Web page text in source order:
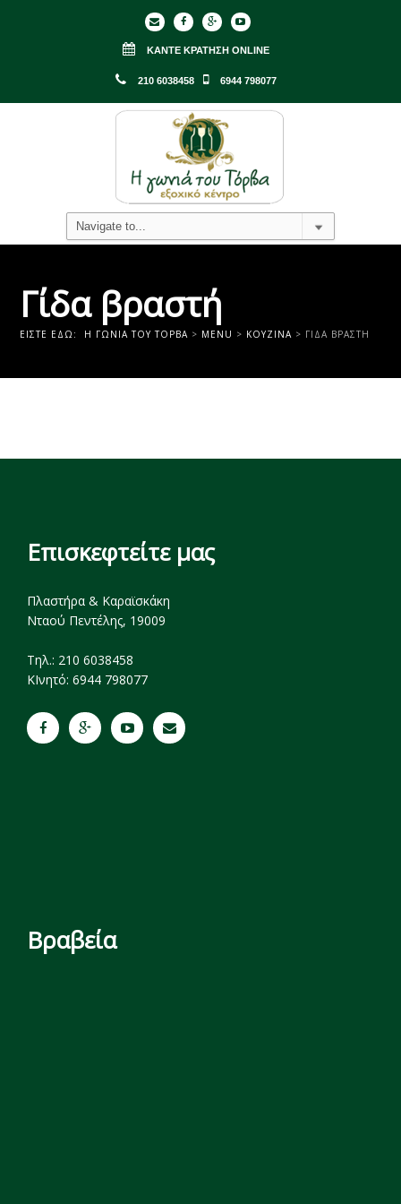
ΚΆΝΤΕ ΚΡΆΤΗΣΗ ONLINE
210 6038458 6944 798077
Γίδα βραστή
ΕΊΣΤΕ ΕΔΏ: Η ΓΩΝΙΑ ΤΟΥ ΤΟΡΒΑ > MENU > ΚΟΥΖΊΝΑ > ΓΊΔΑ ΒΡΑΣΤΉ
Επισκεφτείτε μας
Πλαστήρα & Καραϊσκάκη
Νταού Πεντέλης, 19009
Tηλ.: 210 6038458
ΚΙνητό: 6944 798077
Βραβεία